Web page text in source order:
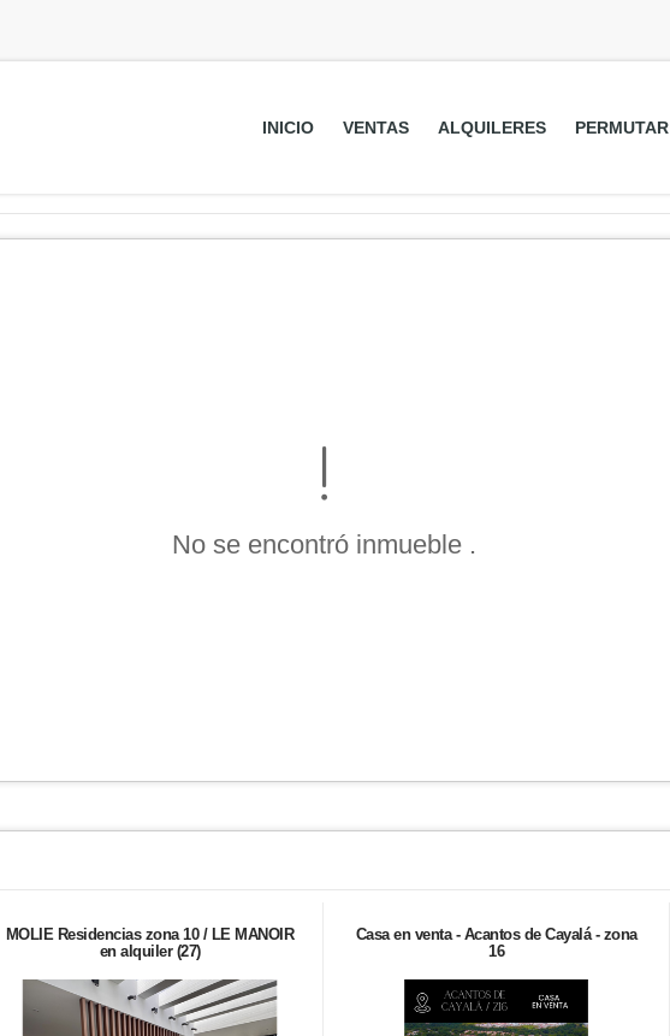
INICIO VENTAS ALQUILERES PERMUTAR
No se encontró inmueble .
MOLIE Residencias zona 10 / LE MANOIR
en alquiler (27)
Casa en venta - Acantos de Cayalá - zona
16